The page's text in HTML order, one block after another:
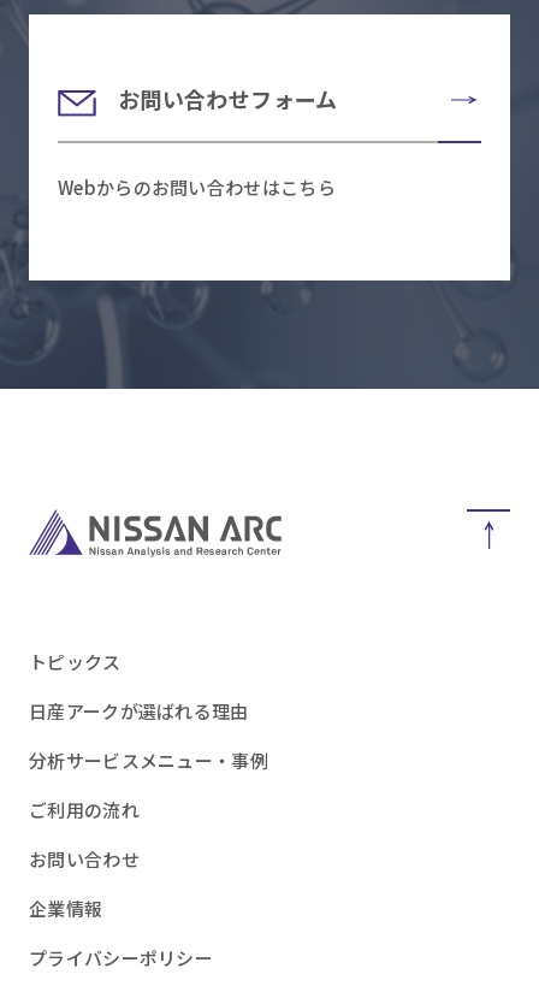
お問い合わせフォーム
Webからのお問い合わせはこちら
トピックス
日産アークが選ばれる理由
分析サービスメニュー・事例
ご利用の流れ
お問い合わせ
企業情報
プライバシーポリシー